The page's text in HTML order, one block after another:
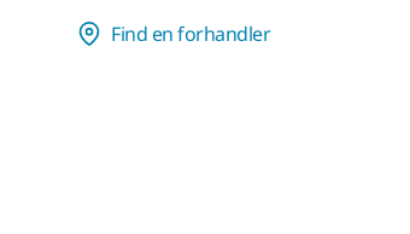
Find en forhandler